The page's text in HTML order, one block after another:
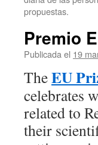
propuestas.
Premio
Publicada el 19
TheEU
celebrates
related to
their